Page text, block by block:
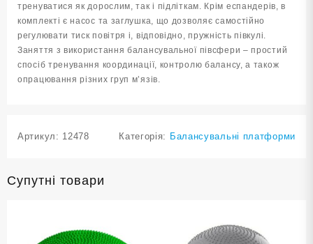
тренуватися як дорослим, так і підліткам. Крім еспандерів, в
комплекті є насос та заглушка, що дозволяє самостійно
регулювати тиск повітря і, відповідно, пружність півкулі.
Заняття з використання балансувальної півсфери – простий
спосіб тренування координації, контролю балансу, а також
опрацювання різних груп м’язів.
Артикул: 12478 Категорія: Балансувальні платформи
Супутні товари